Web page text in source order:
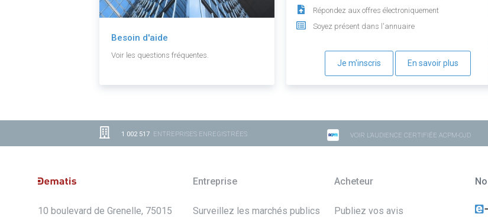
Besoin d'aide
Voir les questions fréquentes.
Répondez aux offres électroniquement
Soyez présent dans l'annuaire
Je m'inscris En savoir plus
1 002 517 ENTREPRISES ENREGISTRÉES VOIR L'AUDIENCE CERTIFIÉE ACPM-OJD
10 boulevard de Grenelle, 75015
Entreprise
Surveillez les marchés publics
Acheteur
Publiez vos avis